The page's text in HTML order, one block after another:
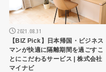
2021.08.31
【BIZ Pick】日本帰国・ビジネス
マンが快適に隔離期間を過ごすこ
とにこだわるサービス | 株式会社
マイナビ